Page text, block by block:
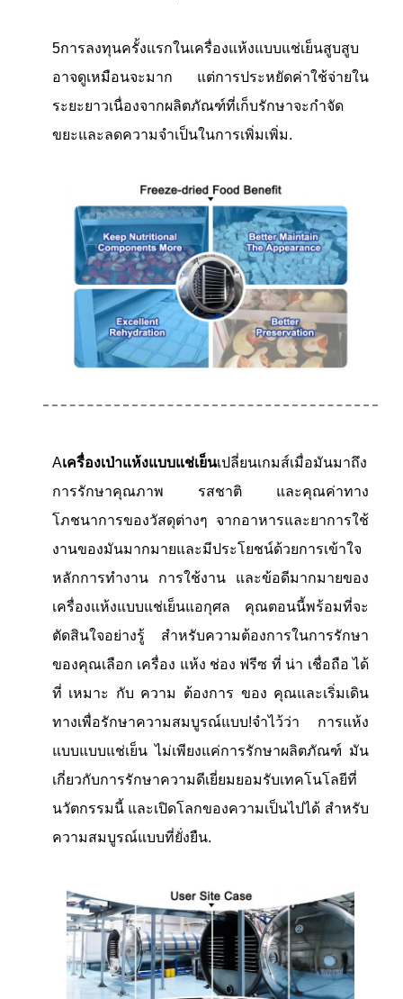
5การลงทุนครั้งแรกในเครื่องแห้งแบบแช่เย็นสูบสูบ
อาจดูเหมือนจะมาก แต่การประหยัดค่าใช้จ่ายใน
ระยะยาวเนื่องจากผลิตภัณฑ์ที่เก็บรักษาจะกําจัด
ขยะและลดความจําเป็นในการเพิ่มเพิ่ม.
Aเครื่องเป่าแห้งแบบแช่เย็นเปลี่ยนเกมส์เมื่อมันมาถึง
การรักษาคุณภาพ รสชาติ และคุณค่าทาง
โภชนาการของวัสดุต่างๆ จากอาหารและยาการใช้
งานของมันมากมายและมีประโยชน์ด้วยการเข้าใจ
หลักการทํางาน การใช้งาน และข้อดีมากมายของ
เครื่องแห้งแบบแช่เย็นแอกุศล คุณตอนนี้พร้อมที่จะ
ตัดสินใจอย่างรู้ สําหรับความต้องการในการรักษา
ของคุณเลือก เครื่อง แห้ง ช่อง ฟรีซ ที่ น่า เชื่อถือ ได้
ที่ เหมาะ กับ ความ ต้องการ ของ คุณและเริ่มเดิน
ทางเพื่อรักษาความสมบูรณ์แบบ!จําไว้ว่า การแห้ง
แบบแบบแช่เย็น ไม่เพียงแค่การรักษาผลิตภัณฑ์ มัน
เกี่ยวกับการรักษาความดีเยี่ยมยอมรับเทคโนโลยีที่
นวัตกรรมนี้ และเปิดโลกของความเป็นไปได้ สําหรับ
ความสมบูรณ์แบบที่ยั่งยืน.